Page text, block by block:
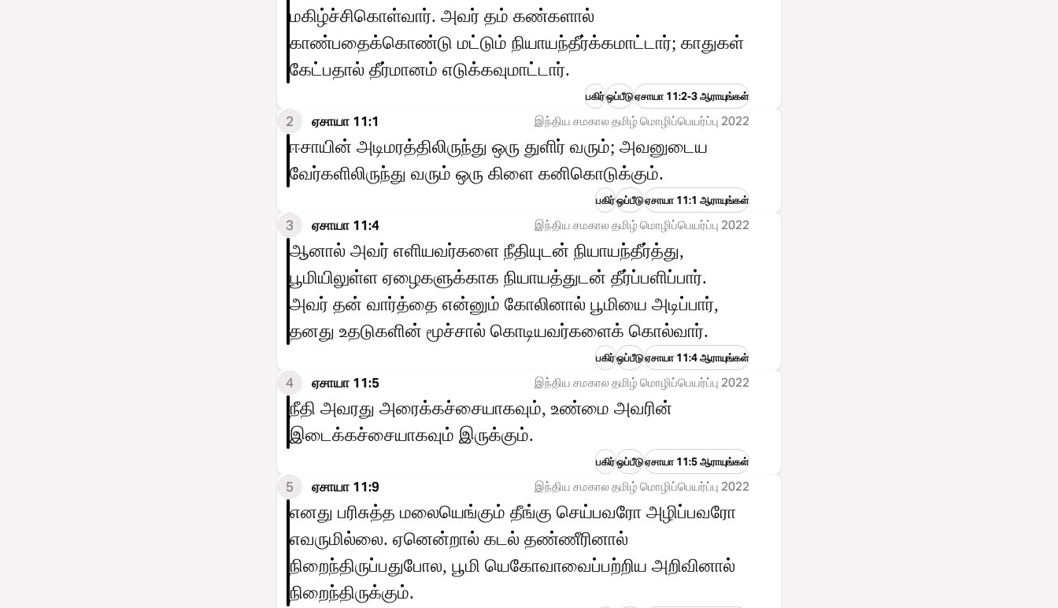
மகிழ்ச்சிகொள்வார். அவர் தம் கண்களால்
காண்பதைக்கொண்டு மட்டும் நியாயந்தீர்க்கமாட்டார்; காதுகள்
கேட்பதால் தீர்மானம் எடுக்கவுமாட்டார்.
பகிர்ஒப்பீடுஏசாயா 11:2-3 ஆராயுங்கள்
2 ஏசாயா 11:1 இந்திய சமகால தமிழ் மொழிப்பெயர்ப்பு 2022
ஈசாயின் அடிமரத்திலிருந்து ஒரு துளிர் வரும்; அவனுடைய
வேர்களிலிருந்து வரும் ஒரு கிளை கனிகொடுக்கும்.
பகிர்ஒப்பீடுஏசாயா 11:1 ஆராயுங்கள்
3 ஏசாயா 11:4 இந்திய சமகால தமிழ் மொழிப்பெயர்ப்பு 2022
ஆனால் அவர் எளியவர்களை நீதியுடன் நியாயந்தீர்த்து,
பூமியிலுள்ள ஏழைகளுக்காக நியாயத்துடன் தீர்ப்பளிப்பார்.
அவர் தன் வார்த்தை என்னும் கோலினால் பூமியை அடிப்பார்,
தனது உதடுகளின் மூச்சால் கொடியவர்களைக் கொல்வார்.
பகிர்ஒப்பீடுஏசாயா 11:4 ஆராயுங்கள்
4 ஏசாயா 11:5 இந்திய சமகால தமிழ் மொழிப்பெயர்ப்பு 2022
நீதி அவரது அரைக்கச்சையாகவும், உண்மை அவரின்
இடைக்கச்சையாகவும் இருக்கும்.
பகிர்ஒப்பீடுஏசாயா 11:5 ஆராயுங்கள்
5 ஏசாயா 11:9 இந்திய சமகால தமிழ் மொழிப்பெயர்ப்பு 2022
எனது பரிசுத்த மலையெங்கும் தீங்கு செய்பவரோ அழிப்பவரோ
எவருமில்லை. ஏனென்றால் கடல் தண்ணீரினால்
நிறைந்திருப்பதுபோல, பூமி யெகோவாவைப்பற்றிய அறிவினால்
நிறைந்திருக்கும்.